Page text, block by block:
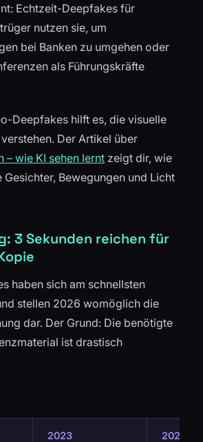
Echtzeit-Deepfakes für
nutzen sie, um
bei Banken zu umgehen oder
als Führungskräfte
Deepfakes hilft es, die visuelle
Der Artikel über
– wie KI sehen lernt zeigt dir, wie
Gesichter, Bewegungen und Licht
3 Sekunden reichen für
haben sich am schnellsten
stellen 2026 womöglich die
dar. Der Grund: Die benötigte
ist drastisch
2023 2026